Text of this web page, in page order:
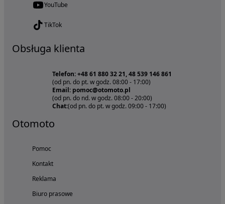
YouTube
TikTok
Obsługa klienta
Telefon: +48 61 880 32 21, 48 539 146 861
(od pn. do pt. w godz. 08:00 - 17:00)
Email: pomoc@otomoto.pl
(od pn. do nd. w godz. 08:00 - 20:00)
Chat:(od pn. do pt. w godz. 09:00 - 17:00)
Otomoto
Pomoc
Kontakt
Reklama
Biuro prasowe